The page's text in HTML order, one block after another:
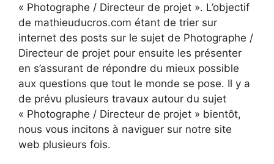
« Photographe / Directeur de projet ». L’objectif
de mathieuducros.com étant de trier sur
internet des posts sur le sujet de Photographe /
Directeur de projet pour ensuite les présenter
en s’assurant de répondre du mieux possible
aux questions que tout le monde se pose. Il y a
de prévu plusieurs travaux autour du sujet
« Photographe / Directeur de projet » bientôt,
nous vous incitons à naviguer sur notre site
web plusieurs fois.